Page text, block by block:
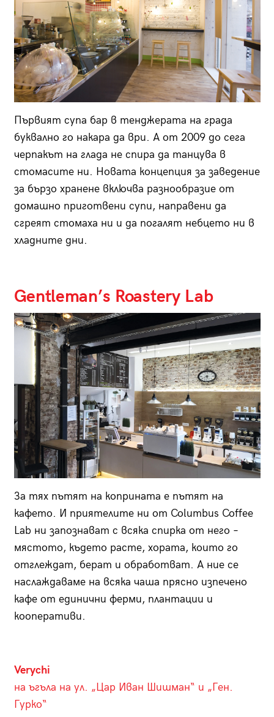
Първият супа бар в тенджерата на града
буквално го накара да ври. А от 2009 до сега
черпакът на глада не спира да танцува в
стомасите ни. Новата концепция за заведение
за бързо хранене включва разнообразие от
домашно приготвени супи, направени да
сгреят стомаха ни и да погалят небцето ни в
хладните дни.
Gentleman’s Roastery Lab
За тях пътят на коприната е пътят на
кафето. И приятелите ни от Columbus Coffee
Lab ни запознават с всяка спирка от него –
мястото, където расте, хората, които го
отглеждат, берат и обработват. А ние се
наслаждаваме на всяка чаша прясно изпечено
кафе от единични ферми, плантации и
кооперативи.
Verychi
на ъгъла на ул. „Цар Иван Шишман“ и „Ген.
Гурко“